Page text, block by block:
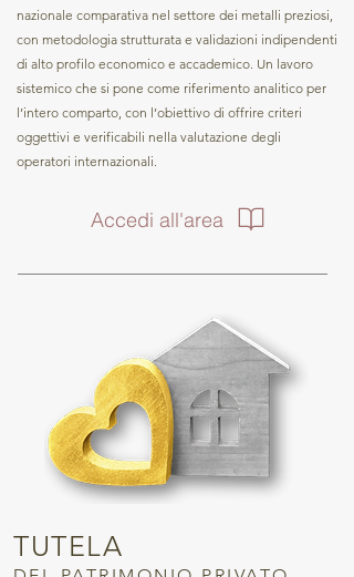
nazionale comparativa nel settore dei metalli preziosi,
con metodologia strutturata e validazioni indipendenti
di alto profilo economico e accademico. Un lavoro
sistemico che si pone come riferimento analitico per
l’intero comparto, con l’obiettivo di offrire criteri
oggettivi e verificabili nella valutazione degli
operatori internazionali.
Accedi all'area
TUTELA